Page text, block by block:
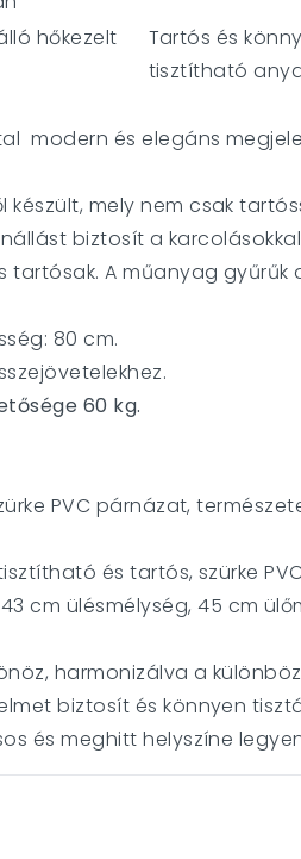
hőkezelt
Tartós és
tisztítható
modern és elegáns
készült, mely nem csak
biztosít a
tartósak. A műanyag
80 cm.
60 kg.
PVC párnázat,
és tartós, szürke
cm ülésmélység, 45 cm
harmonizálva a
biztosít és könnyen
és meghitt helyszíne